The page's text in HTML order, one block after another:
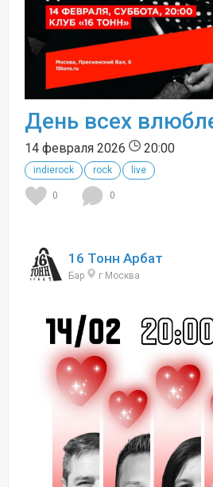
День всех
14 февраля 2026 20:00
indierock rock live
0 0
16 Тонн Арбат
Бар г Москва